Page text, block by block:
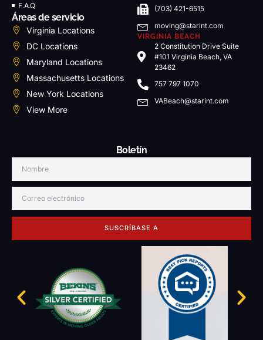
F.A.Q
Áreas de servicio
Virginia Locations
DC Locations
Maryland Locations
Massachusetts Locations
New York Locations
View More
(703) 421-6515
moving@starint.com
VIRGINIA BEACH
2 Constitution Drive Suite
#101 Virginia Beach, VA
23462
757 797 1070
VABeach@starint.com
Boletín
SUSCRÍBASE A